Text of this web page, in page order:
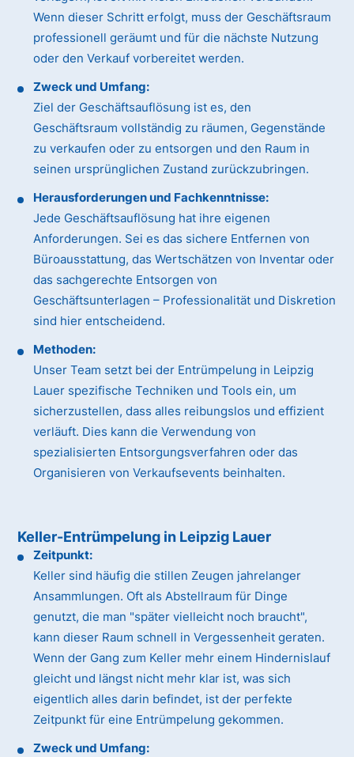
Wenn dieser Schritt erfolgt, muss der Geschäftsraum
professionell geräumt und für die nächste Nutzung
oder den Verkauf vorbereitet werden.
Zweck und Umfang:
Ziel der Geschäftsauflösung ist es, den
Geschäftsraum vollständig zu räumen, Gegenstände
zu verkaufen oder zu entsorgen und den Raum in
seinen ursprünglichen Zustand zurückzubringen.
Herausforderungen und Fachkenntnisse:
Jede Geschäftsauflösung hat ihre eigenen
Anforderungen. Sei es das sichere Entfernen von
Büroausstattung, das Wertschätzen von Inventar oder
das sachgerechte Entsorgen von
Geschäftsunterlagen – Professionalität und Diskretion
sind hier entscheidend.
Methoden:
Unser Team setzt bei der Entrümpelung in Leipzig
Lauer spezifische Techniken und Tools ein, um
sicherzustellen, dass alles reibungslos und effizient
verläuft. Dies kann die Verwendung von
spezialisierten Entsorgungsverfahren oder das
Organisieren von Verkaufsevents beinhalten.
Keller-Entrümpelung in Leipzig Lauer
Zeitpunkt:
Keller sind häufig die stillen Zeugen jahrelanger
Ansammlungen. Oft als Abstellraum für Dinge
genutzt, die man "später vielleicht noch braucht",
kann dieser Raum schnell in Vergessenheit geraten.
Wenn der Gang zum Keller mehr einem Hindernislauf
gleicht und längst nicht mehr klar ist, was sich
eigentlich alles darin befindet, ist der perfekte
Zeitpunkt für eine Entrümpelung gekommen.
Zweck und Umfang: